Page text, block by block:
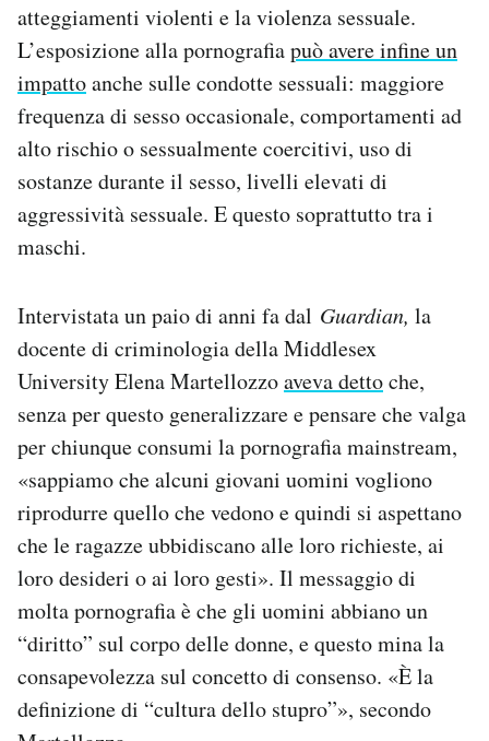
atteggiamenti violenti e la violenza sessuale.
L’esposizione alla pornografiapuò avere infine un
impattoanche sulle condotte sessuali: maggiore
frequenza di sesso occasionale, comportamenti ad
alto rischio o sessualmente coercitivi, uso di
sostanze durante il sesso, livelli elevati di
aggressività sessuale. E questo soprattutto tra i
maschi.
Intervistata un paio di anni fa dal Guardian, la
docente di criminologia della Middlesex
University Elena Martellozzoaveva dettoche,
senza per questo generalizzare e pensare che valga
per chiunque consumi la pornografia mainstream,
«sappiamo che alcuni giovani uomini vogliono
riprodurre quello che vedono e quindi si aspettano
che le ragazze ubbidiscano alle loro richieste, ai
loro desideri o ai loro gesti». Il messaggio di
molta pornografia è che gli uomini abbiano un
“diritto” sul corpo delle donne, e questo mina la
consapevolezza sul concetto di consenso. «È la
definizione di “cultura dello stupro”», secondo